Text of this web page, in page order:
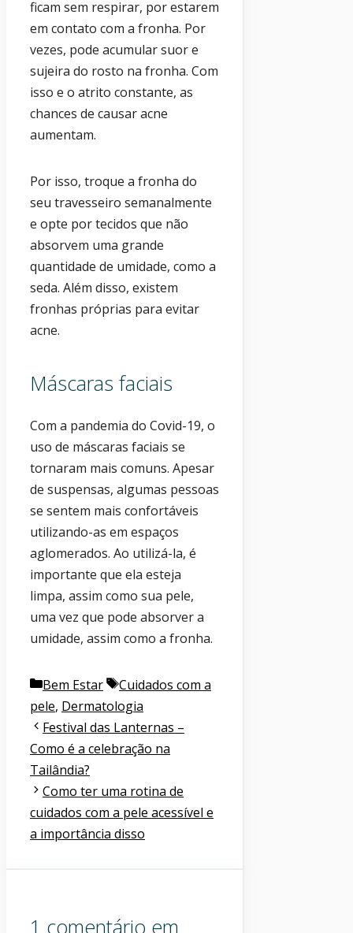
ficam sem respirar, por estarem
em contato com a fronha. Por
vezes, pode acumular suor e
sujeira do rosto na fronha. Com
isso e o atrito constante, as
chances de causar acne
aumentam.
Por isso, troque a fronha do
seu travesseiro semanalmente
e opte por tecidos que não
absorvem uma grande
quantidade de umidade, como a
seda. Além disso, existem
fronhas próprias para evitar
acne.
Máscaras faciais
Com a pandemia do Covid-19, o
uso de máscaras faciais se
tornaram mais comuns. Apesar
de suspensas, algumas pessoas
se sentem mais confortáveis
utilizando-as em espaços
aglomerados. Ao utilizá-la, é
importante que ela esteja
limpa, assim como sua pele,
uma vez que pode absorver a
umidade, assim como a fronha.
Categorias
Bem Estar Etiquetas
Cuidados com a
pele, Dermatologia
Festival das Lanternas –
Como é a celebração na
Tailândia?
Como ter uma rotina de
cuidados com a pele acessível e
a importância disso
1 comentário em